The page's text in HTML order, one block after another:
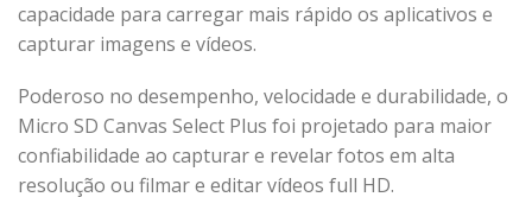
capacidade para carregar mais rápido os aplicativos e
capturar imagens e vídeos.
Poderoso no desempenho, velocidade e durabilidade, o
Micro SD Canvas Select Plus foi projetado para maior
confiabilidade ao capturar e revelar fotos em alta
resolução ou filmar e editar vídeos full HD.